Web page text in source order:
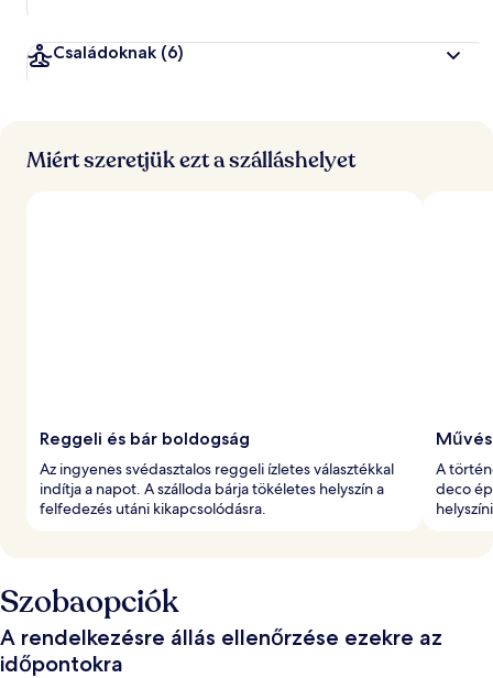
e
r
Családoknak (6)
Miért szeretjük ezt a szálláshelyet
Reggeli és bár boldogság
Az ingyenes svédasztalos reggeli ízletes választékkal
indítja a napot. A szálloda bárja tökéletes helyszín a
felfedezés utáni kikapcsolódásra.
A
deco
Szobaopciók
A rendelkezésre állás ellenőrzése ezekre az
időpontokra